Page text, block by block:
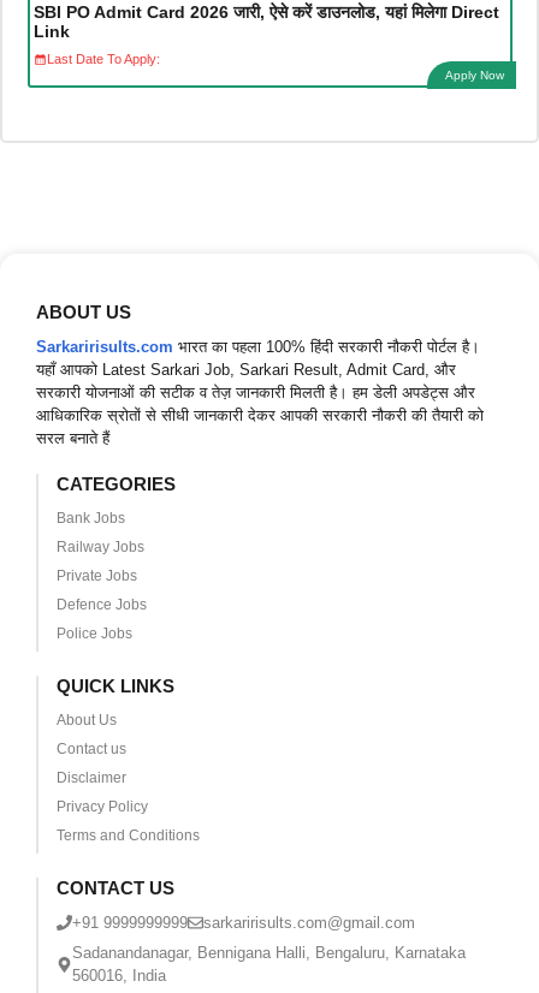
SBI PO Admit Card 2026 जारी, ऐसे करें डाउनलोड, यहां मिलेगा Direct
Link
Last Date To Apply:
Apply Now
ABOUT US
Sarkaririsults.com भारत का पहला 100% हिंदी सरकारी नौकरी पोर्टल है।
यहाँ आपको Latest Sarkari Job, Sarkari Result, Admit Card, और
सरकारी योजनाओं की सटीक व तेज़ जानकारी मिलती है। हम डेली अपडेट्स और
आधिकारिक स्रोतों से सीधी जानकारी देकर आपकी सरकारी नौकरी की तैयारी को
सरल बनाते हैं
CATEGORIES
Bank Jobs
Railway Jobs
Private Jobs
Defence Jobs
Police Jobs
QUICK LINKS
About Us
Contact us
Disclaimer
Privacy Policy
Terms and Conditions
CONTACT US
+91 9999999999
sarkaririsults.com@gmail.com
Sadanandanagar, Bennigana Halli, Bengaluru, Karnataka
560016, India